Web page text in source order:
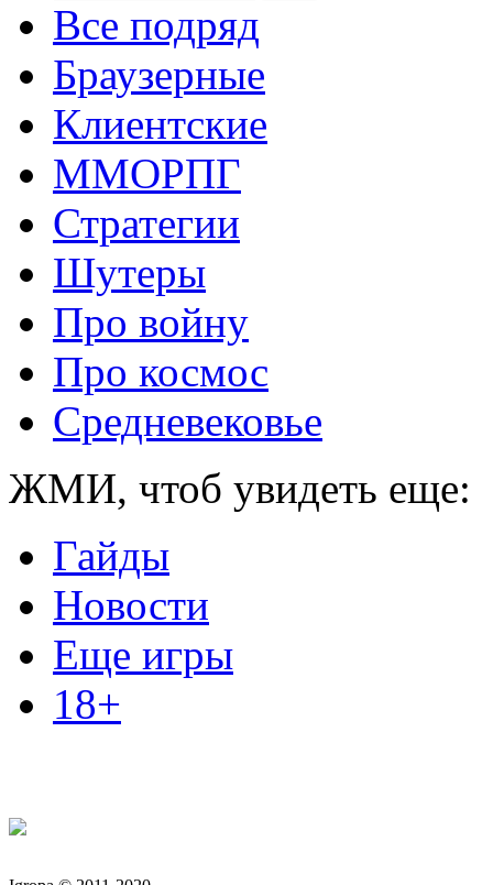
Все подряд
Браузерные
Клиентские
ММОРПГ
Стратегии
Шутеры
Про войну
Про космос
Средневековье
ЖМИ, чтоб увидеть еще:
Гайды
Новости
Еще игры
18+